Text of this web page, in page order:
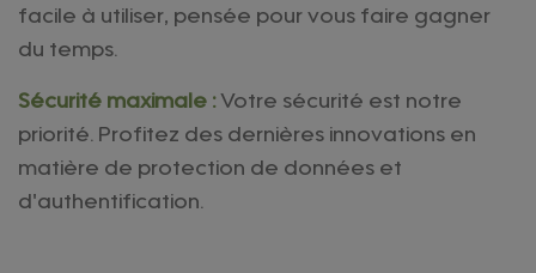
facile à utiliser, pensée pour vous faire gagner
du temps.
Sécurité maximale :Votre sécurité est notre
priorité. Profitez des dernières innovations en
matière de protection de données et
d'authentification.